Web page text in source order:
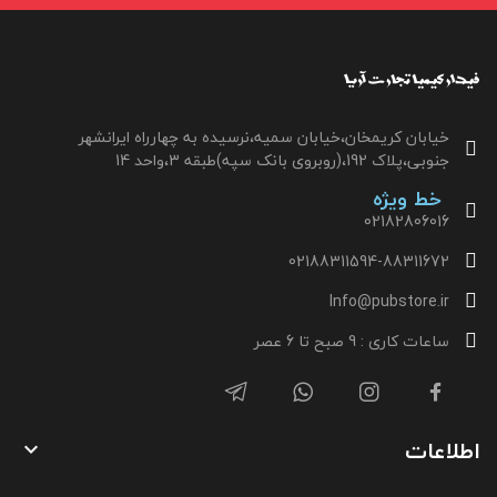
خیابان کریمخان،خیابان سمیه،نرسیده به چهارراه ایرانشهر
جنوبی،پلاک 192،(روبروی بانک سپه)طبقه 3،واحد 14
خط ویژه
02182806016
02188311594-88311672
Info@pubstore.ir
ساعات کاری : 9 صبح تا 6 عصر
اطلاعات 